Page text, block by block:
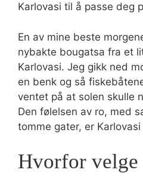
Karlovasi til å passe deg
En av mine beste
nybakte bougatsa fra et
Karlovasi. Jeg gikk ned
en benk og så
ventet på at solen skulle
Den følelsen av ro, med
tomme gater, er
Hvorfor